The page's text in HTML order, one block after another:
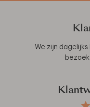
We zijn